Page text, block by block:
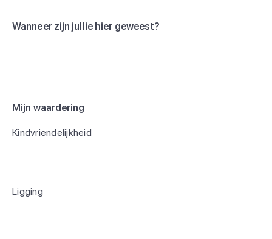
Wanneer zijn jullie hier geweest?
Mijn waardering
Kindvriendelijkheid
Ligging